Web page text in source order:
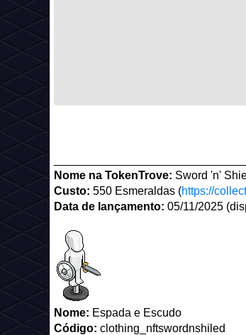
Nome na TokenTrove: Sword 'n'
Custo: 550 Esmeraldas (https://
Data de lançamento: 05/11/2025
Nome: Espada e Escudo
Código: clothing_nftswordnshiled